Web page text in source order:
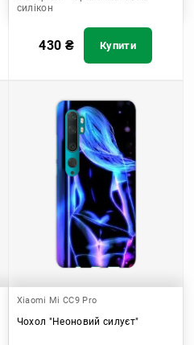
силікон
430 ₴ Купити
Xiaomi Mi CC9 Pro
Чохол "Неоновий силуєт"